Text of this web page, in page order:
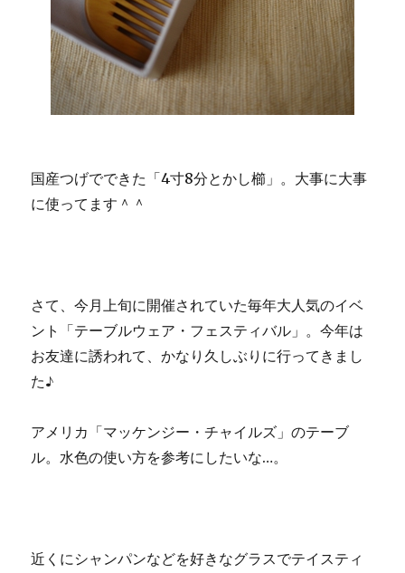
国産つげでできた「4寸8分とかし櫛」。大事に大事
に使ってます＾＾
さて、今月上旬に開催されていた毎年大人気のイベ
ント「テーブルウェア・フェスティバル」。今年は
お友達に誘われて、かなり久しぶりに行ってきまし
た♪
アメリカ「マッケンジー・チャイルズ」のテーブ
ル。水色の使い方を参考にしたいな…。
近くにシャンパンなどを好きなグラスでテイスティ